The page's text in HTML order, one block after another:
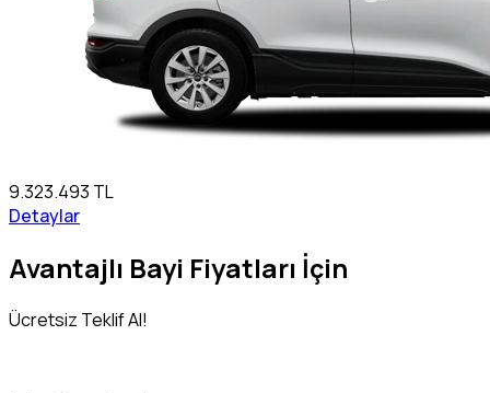
9.323.493 TL
Detaylar
Avantajlı Bayi Fiyatları İçin
Ücretsiz Teklif Al!